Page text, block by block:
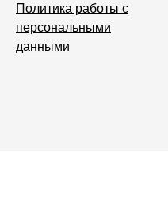
Политика работы с
персональными
данными